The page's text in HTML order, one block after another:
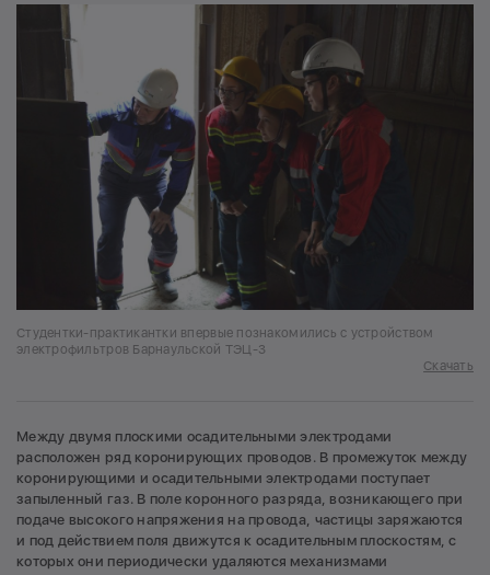
Студентки-практикантки впервые познакомились с устройством
электрофильтров Барнаульской ТЭЦ-3
Скачать
Между двумя плоскими осадительными электродами
расположен ряд коронирующих проводов. В промежуток между
коронирующими и осадительными электродами поступает
запыленный газ. В поле коронного разряда, возникающего при
подаче высокого напряжения на провода, частицы заряжаются
и под действием поля движутся к осадительным плоскостям, с
которых они периодически удаляются механизмами